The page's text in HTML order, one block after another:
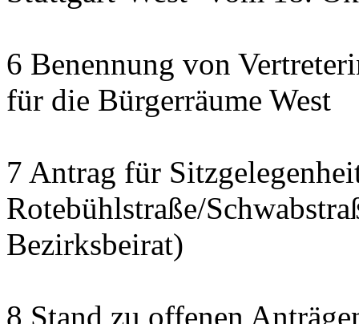
6 Benennung von
für die Bürgerräume West
7 Antrag für
Rotebühlstraße/
Bezirksbeirat)
8 Stand zu offenen